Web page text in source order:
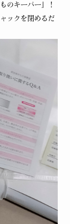
のキーパー」！
ックを閉めるだ